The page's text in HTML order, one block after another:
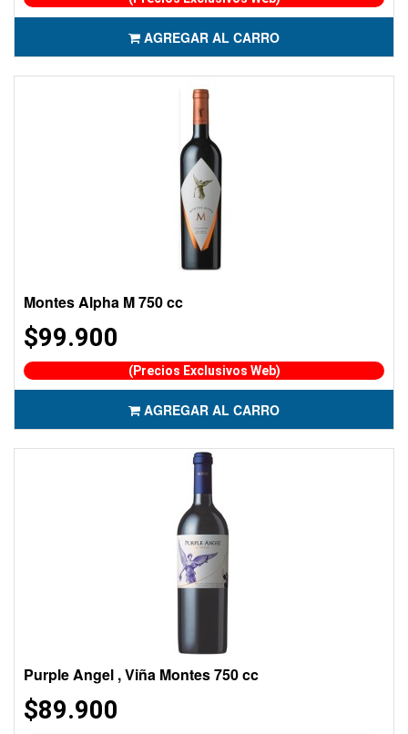
AGREGAR AL CARRO
Montes Alpha M 750 cc
$99.900
(Precios Exclusivos Web)
AGREGAR AL CARRO
Purple Angel , Viña Montes 750 cc
$89.900